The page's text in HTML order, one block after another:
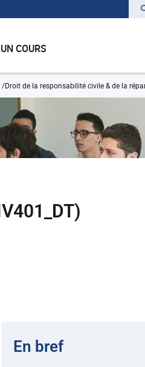
COURS
Droit de la responsabilité civile & de la
En bref